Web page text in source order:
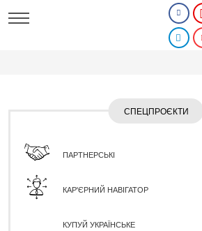
СПЕЦПРОЄКТИ
ПАРТНЕРСЬКІ
КАР'ЄРНИЙ НАВІГАТОР
КУПУЙ УКРАЇНСЬКЕ